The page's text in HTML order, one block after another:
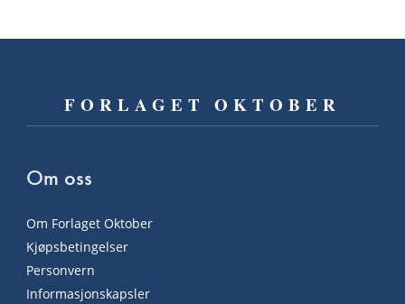
FORLAGET OKTOBER
Om oss
Om Forlaget Oktober
Kjøpsbetingelser
Personvern
Informasjonskapsler